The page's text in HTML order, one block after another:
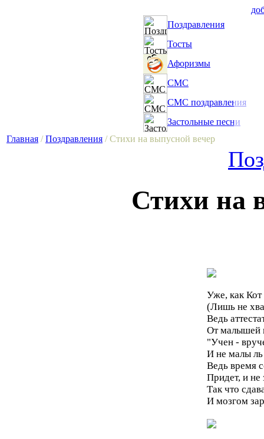
Поздравления
Тосты
Афоризмы
СМС
СМС поздравления
Застольные песни
Главная /Поздравления / Стихи на выпусной вечер
Стихи на
Уже, как Кот
(Лишь не
Ведь
От малышей
"Учен -
И не малы
Ведь время
Придет, и не
Так что
И мозгом